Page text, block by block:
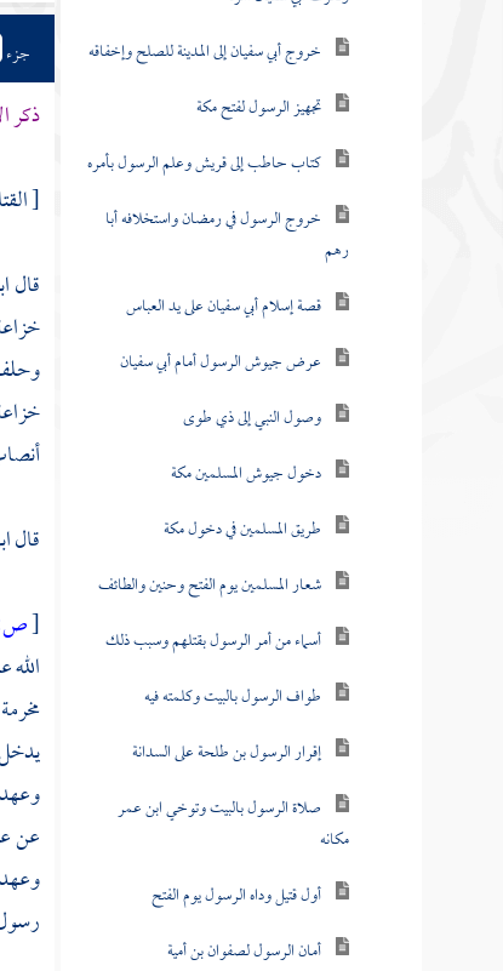
خروج أبي سفيان إلى المدينة للصلح وإخفاقه
تجهيز الرسول لفتح مكة
كتاب حاطب إلى قريش وعلم الرسول بأمره
خروج الرسول في رمضان واستخلافه أبا
رهم
قصة إسلام أبي سفيان على يد العباس
عرض جيوش الرسول أمام أبي سفيان
وصول النبي إلى ذي طوى
دخول جيوش المسلمين مكة
طريق المسلمين في دخول مكة
شعار المسلمين يوم الفتح وحنين والطائف
أسماء من أمر الرسول بقتلهم وسبب ذلك
طواف الرسول بالبيت وكلمته فيه
إقرار الرسول بن طلحة على السدانة
صلاة الرسول بالبيت وتوخي ابن عمر
مكانه
أول قتيل وداه الرسول يوم الفتح
أمان الرسول لصفوان بن أمية
جزء
ذكر
[
قال
قال
[
مخرمة
عن